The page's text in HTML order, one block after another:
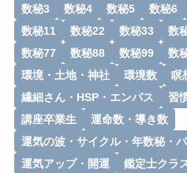
数秘3
数秘4 数秘5 数秘6
数秘11
数秘22 数秘33 数
数秘77
数秘88 数秘99 数
環境・土地・神社
環境数 瞑
繊細さん・HSP・エンパス
習
講座卒業生
運命数・導き数
運気の波・サイクル・年数秘・
運気アップ・開運
鑑定士クラ